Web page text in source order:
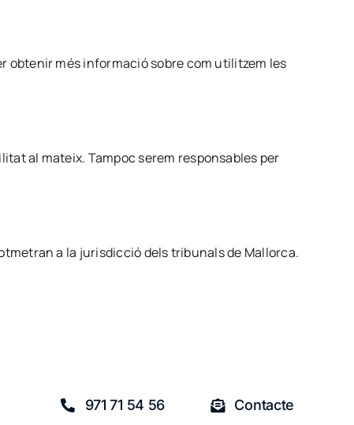
obtenir més informació sobre com utilitzem les
al mateix. Tampoc serem responsables per
a la jurisdicció dels tribunals de Mallorca.
971 71 54 56 Contacte